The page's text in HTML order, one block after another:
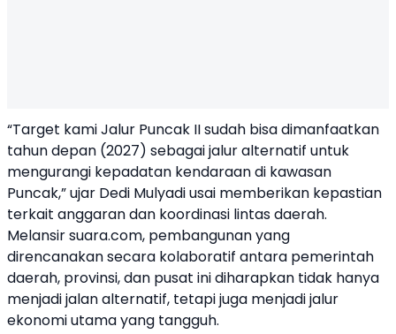
“Target kami Jalur Puncak II sudah bisa dimanfaatkan
tahun depan (2027) sebagai jalur alternatif untuk
mengurangi kepadatan kendaraan di kawasan
Puncak,” ujar Dedi Mulyadi usai memberikan kepastian
terkait anggaran dan koordinasi lintas daerah.
Melansirsuara.com, pembangunan yang
direncanakan secara kolaboratif antara pemerintah
daerah, provinsi, dan pusat ini diharapkan tidak hanya
menjadi jalan alternatif, tetapi juga menjadi jalur
ekonomi utama yang tangguh.